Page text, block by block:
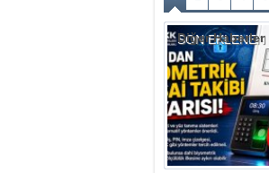
SON EKLENEN
Diğer Haberler